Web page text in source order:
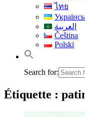
ไทย
العربية
Čeština
Polski
Search for:
Étiquette :